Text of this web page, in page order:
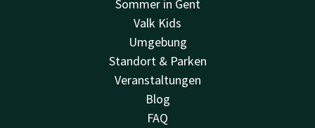
Sommer in Gent
Valk Kids
Umgebung
Standort & Parken
Veranstaltungen
Blog
FAQ